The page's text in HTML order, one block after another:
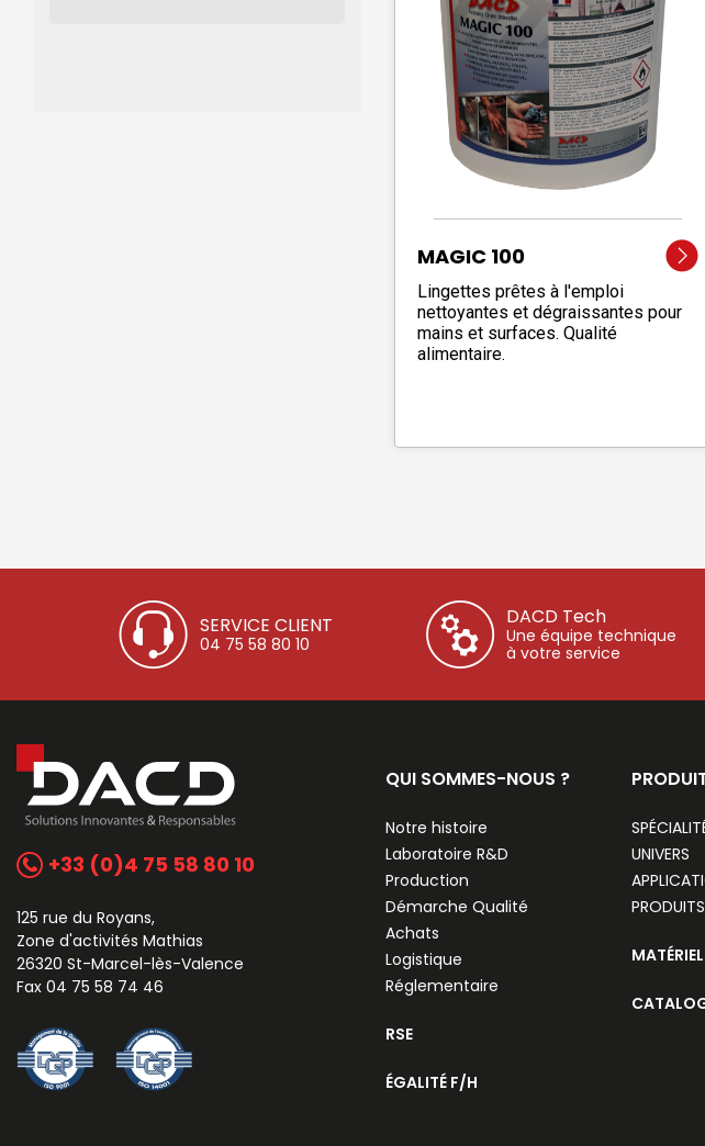
MAGIC 100
Lingettes prêtes à l'emploi
nettoyantes et dégraissantes pour
mains et surfaces. Qualité
alimentaire.
SERVICE CLIENT
04 75 58 80 10
DACD Tech
Une équipe technique
à votre service
+33 (0)4 75 58 80 10
125 rue du Royans,
Zone d'activités Mathias
26320 St-Marcel-lès-Valence
Fax 04 75 58 74 46
QUI SOMMES-NOUS ?
Notre histoire
Laboratoire R&D
Production
Démarche Qualité
Achats
Logistique
Réglementaire
RSE
ÉGALITÉ F/H
UNIVERS